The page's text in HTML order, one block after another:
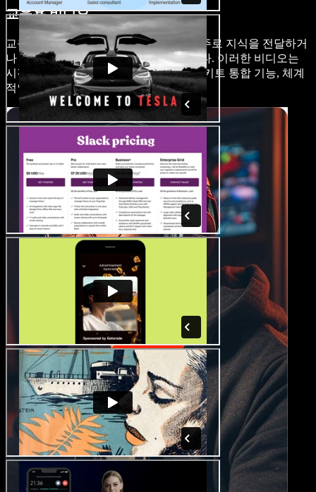
교육용 비디오
교육용 비디오 또는 튜토리얼 비디오는 주로 지식을 전달하거
나 특정 기술을 가르치기 위해 제작됩니다. 이러한 비디오는
시각 자료, 음성 해설, 화면 녹화, 브랜드 키트 통합 기능, 체계
적인 형식을 활용하여 학습을 돕습니다.